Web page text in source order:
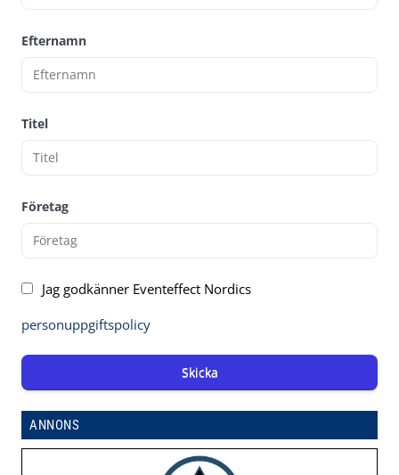
Efternamn
Titel
Företag
Jag godkänner Eventeffect Nordics
personuppgiftspolicy
Skicka
ANNONS